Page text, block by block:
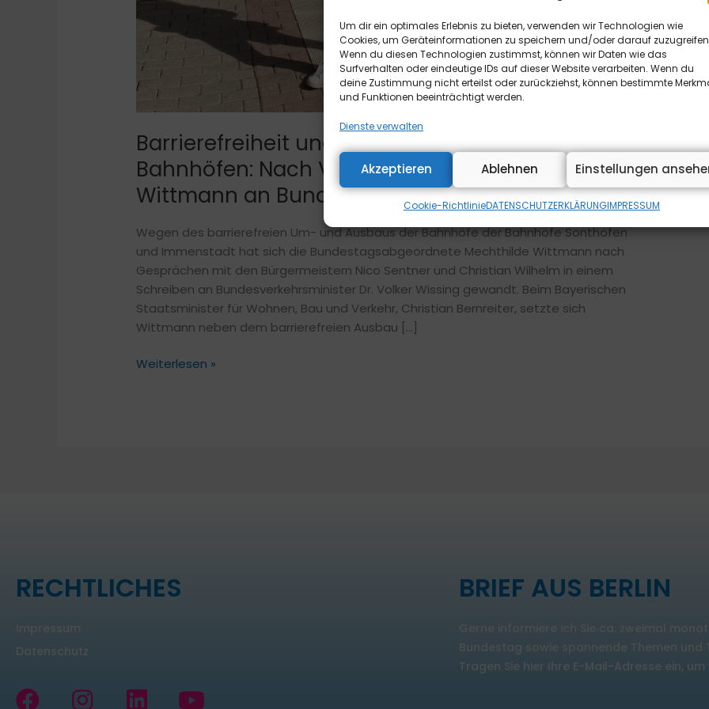
Um dir ein optimales Erlebnis zu bieten, verwenden wir Technologien wie
Cookies, um Geräteinformationen zu speichern und/oder darauf
Wenn du diesen Technologien zustimmst, können wir Daten wie das
Surfverhalten oder eindeutige IDs auf dieser Website verarbeiten. Wenn du
deine Zustimmung nicht erteilst oder zurückziehst, können bestimmte
und Funktionen beeinträchtigt werden.
Dienste verwalten
Akzeptieren Ablehnen Einstellungen
Cookie-RichtlinieDATENSCHUTZERKLÄRUNGIMPRESSUM
Barrierefreiheit und Reaktivierung von
Bahnhöfen: Nach Vor-Ort-Terminen wendet sich
Wittmann an Bund und Land
Wegen des barrierefreien Um- und Ausbaus der Bahnhöfe der Bahnhöfe Sonthofen
und Immenstadt hat sich die Bundestagsabgeordnete Mechthilde Wittmann nach
Gesprächen mit den Bürgermeistern Nico Sentner und Christian Wilhelm in einem
Schreiben an Bundesverkehrsminister Dr. Volker Wissing gewandt. Beim Bayerischen
Staatsminister für Wohnen, Bau und Verkehr, Christian Bernreiter, setzte sich
Wittmann neben dem barrierefreien Ausbau […]
Weiterlesen »
RECHTLICHES
Impressum
Datenschutz
F I L Y
BRIEF AUS BERLIN
Gerne informiere ich Sie ca. zweimal
Bundestag sowie spannende Themen und
Tragen Sie hier Ihre E-Mail-Adresse ein,